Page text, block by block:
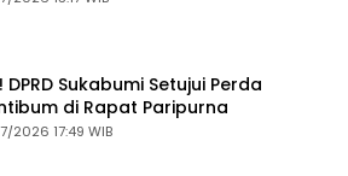
DPRD Sukabumi Setujui Perda
di Rapat Paripurna
2026 17:49 WIB